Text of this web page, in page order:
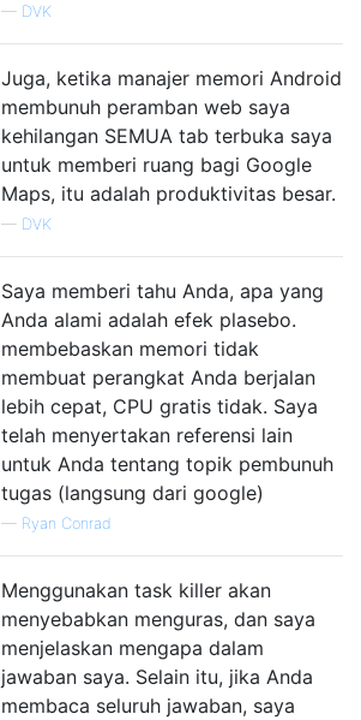
— DVK
Juga, ketika manajer memori Android
membunuh peramban web saya
kehilangan SEMUA tab terbuka saya
untuk memberi ruang bagi Google
Maps, itu adalah produktivitas besar.
— DVK
Saya memberi tahu Anda, apa yang
Anda alami adalah efek plasebo.
membebaskan memori tidak
membuat perangkat Anda berjalan
lebih cepat, CPU gratis tidak. Saya
telah menyertakan referensi lain
untuk Anda tentang topik pembunuh
tugas (langsung dari google)
— Ryan Conrad
Menggunakan task killer akan
menyebabkan menguras, dan saya
menjelaskan mengapa dalam
jawaban saya. Selain itu, jika Anda
membaca seluruh jawaban, saya